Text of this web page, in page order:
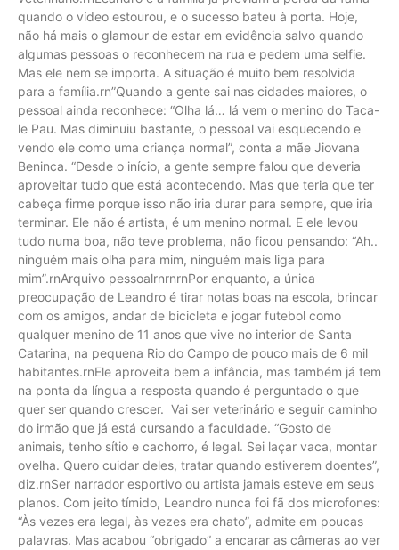
quando o vídeo estourou, e o sucesso bateu à porta. Hoje,
não há mais o glamour de estar em evidência salvo quando
algumas pessoas o reconhecem na rua e pedem uma selfie.
Mas ele nem se importa. A situação é muito bem resolvida
para a família.rn”Quando a gente sai nas cidades maiores, o
pessoal ainda reconhece: “Olha lá… lá vem o menino do Taca-
le Pau. Mas diminuiu bastante, o pessoal vai esquecendo e
vendo ele como uma criança normal”, conta a mãe Jiovana
Beninca. “Desde o início, a gente sempre falou que deveria
aproveitar tudo que está acontecendo. Mas que teria que ter
cabeça firme porque isso não iria durar para sempre, que iria
terminar. Ele não é artista, é um menino normal. E ele levou
tudo numa boa, não teve problema, não ficou pensando: “Ah..
ninguém mais olha para mim, ninguém mais liga para
mim”.rnArquivo pessoalrnrnrnPor enquanto, a única
preocupação de Leandro é tirar notas boas na escola, brincar
com os amigos, andar de bicicleta e jogar futebol como
qualquer menino de 11 anos que vive no interior de Santa
Catarina, na pequena Rio do Campo de pouco mais de 6 mil
habitantes.rnEle aproveita bem a infância, mas também já tem
na ponta da língua a resposta quando é perguntado o que
quer ser quando crescer. Vai ser veterinário e seguir caminho
do irmão que já está cursando a faculdade. “Gosto de
animais, tenho sítio e cachorro, é legal. Sei laçar vaca, montar
ovelha. Quero cuidar deles, tratar quando estiverem doentes”,
diz.rnSer narrador esportivo ou artista jamais esteve em seus
planos. Com jeito tímido, Leandro nunca foi fã dos microfones:
“Às vezes era legal, às vezes era chato”, admite em poucas
palavras. Mas acabou “obrigado” a encarar as câmeras ao ver